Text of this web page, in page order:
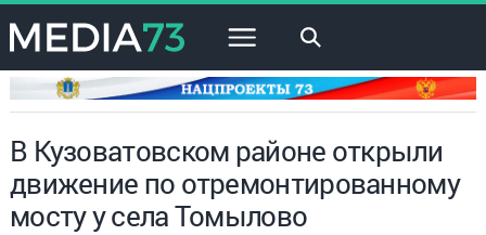
×
В Кузоватовском районе открыли
движение по отремонтированному
мосту у села Томылово